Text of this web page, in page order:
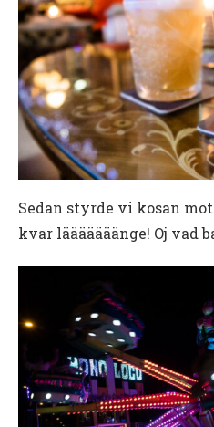
Sedan styrde vi kosan
kvar lääääääänge! Oj vad